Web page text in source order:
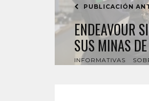
PUBLICACIÓN
ENDEAVOUR
SUS MINAS
INFORMATIVAS